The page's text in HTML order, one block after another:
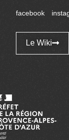
facebook
Le Wiki